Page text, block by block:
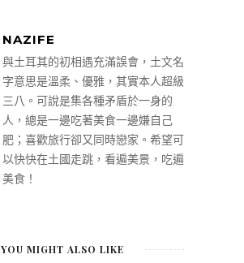
NAZIFE
與土耳其的初相遇充滿誤會，土文名
字意思是溫柔、優雅，其實本人超級
三八。可說是集各種矛盾於一身的
人，總是一邊吃著美食一邊嫌自己
肥；喜歡旅行卻又同時戀家。希望可
以快快在土國走跳，看遍美景，吃遍
美食！
YOU MIGHT ALSO LIKE